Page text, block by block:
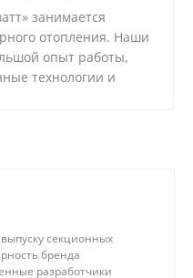
занимается
отопления. Наши
опыт работы,
технологии и
секционных
бренда
разработчики